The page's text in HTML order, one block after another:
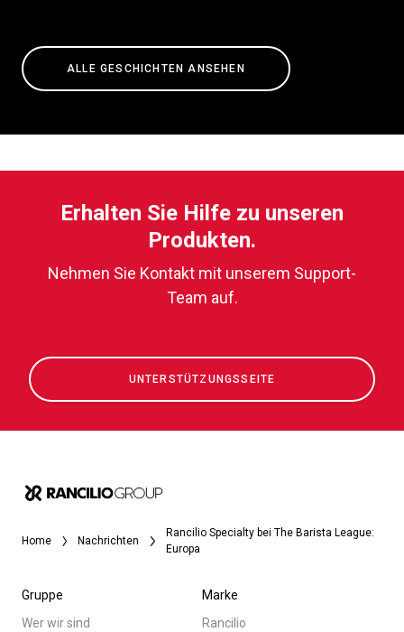
ALLE GESCHICHTEN ANSEHEN
Erhalten Sie Hilfe zu unseren
Produkten.
Nehmen Sie Kontakt mit unserem Support-
Team auf.
UNTERSTÜTZUNGSSEITE
Home Nachrichten
Rancilio Specialty bei The Barista League:
Europa
Gruppe
Wer wir sind
Marke
Rancilio